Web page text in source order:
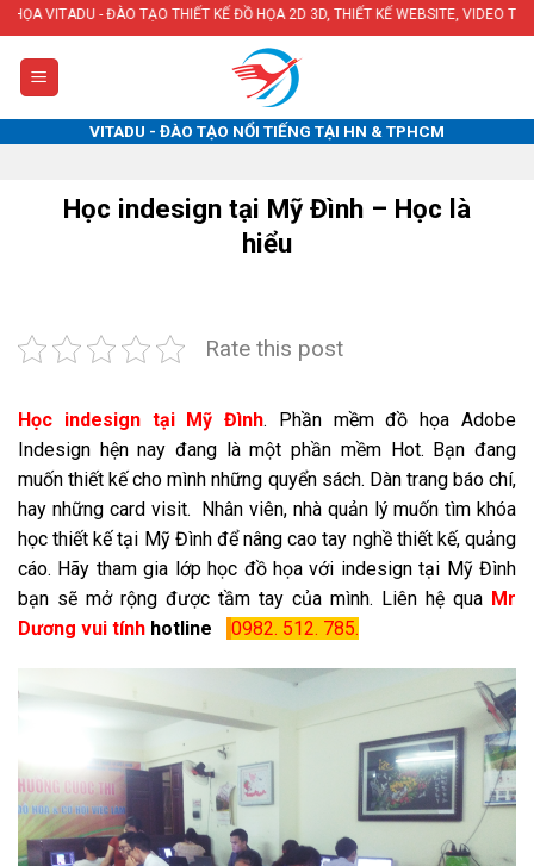
Skip
to
content
TẠO THIẾT KẾ ĐỒ HỌA 2D 3D, THIẾT KẾ WEBSITE, VIDEO TẠI HÀ NỘI &
VITADU - ĐÀO TẠO NỔI TIẾNG TẠI HN & TPHCM
Học indesign tại Mỹ Đình – Học là
hiểu
Rate this post
Học indesign tại Mỹ Đình. Phần mềm đồ họa Adobe
Indesign hện nay đang là một phần mềm Hot. Bạn đang
muốn thiết kế cho mình những quyển sách. Dàn trang báo chí,
hay những card visit. Nhân viên, nhà quản lý muốn tìm khóa
học thiết kế tại Mỹ Đình để nâng cao tay nghề thiết kế, quảng
cáo. Hãy tham gia lớp học đồ họa với indesign tại Mỹ Đình
bạn sẽ mở rộng được tầm tay của mình. Liên hệ qua Mr
Dương vui tính hotline 0982. 512. 785.